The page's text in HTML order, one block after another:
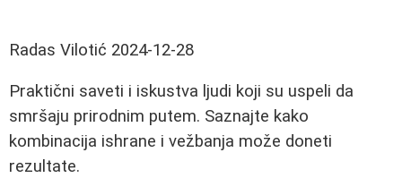
Radas Vilotić 2024-12-28
Praktični saveti i iskustva ljudi koji su uspeli da
smršaju prirodnim putem. Saznajte kako
kombinacija ishrane i vežbanja može doneti
rezultate.